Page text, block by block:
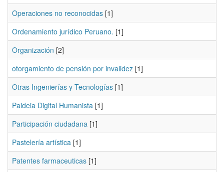
Operaciones no reconocidas [1]
Ordenamiento jurídico Peruano. [1]
Organización [2]
otorgamiento de pensión por invalidez [1]
Otras Ingenierías y Tecnologías [1]
Paideia Digital Humanista [1]
Participación ciudadana [1]
Pastelería artística [1]
Patentes farmaceuticas [1]